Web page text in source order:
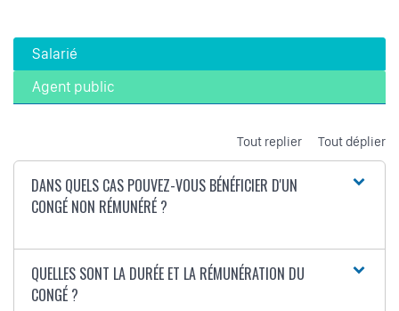
Salarié
Agent public
Tout replier Tout déplier
DANS QUELS CAS POUVEZ-VOUS BÉNÉFICIER D'UN
CONGÉ NON RÉMUNÉRÉ ?
QUELLES SONT LA DURÉE ET LA RÉMUNÉRATION DU
CONGÉ ?